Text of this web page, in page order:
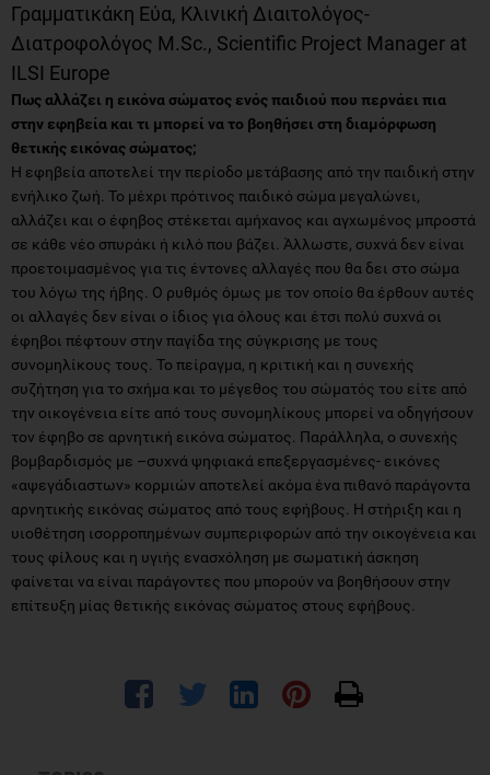
Γραμματικάκη Εύα, Κλινική Διαιτολόγος-
Διατροφολόγος M.Sc., Scientific Project Manager at
ILSI Europe
Πως αλλάζει η εικόνα σώματος ενός παιδιού που περνάει πια
στην εφηβεία και τι μπορεί να το βοηθήσει στη διαμόρφωση
θετικής εικόνας σώματος;
Η εφηβεία αποτελεί την περίοδο μετάβασης από την παιδική στην
ενήλικο ζωή. Το μέχρι πρότινος παιδικό σώμα μεγαλώνει,
αλλάζει και ο έφηβος στέκεται αμήχανος και αγχωμένος μπροστά
σε κάθε νέο σπυράκι ή κιλό που βάζει. Άλλωστε, συχνά δεν είναι
προετοιμασμένος για τις έντονες αλλαγές που θα δει στο σώμα
του λόγω της ήβης. Ο ρυθμός όμως με τον οποίο θα έρθουν αυτές
οι αλλαγές δεν είναι ο ίδιος για όλους και έτσι πολύ συχνά οι
έφηβοι πέφτουν στην παγίδα της σύγκρισης με τους
συνομηλίκους τους. Το πείραγμα, η κριτική και η συνεχής
συζήτηση για το σχήμα και το μέγεθος του σώματός του είτε από
την οικογένεια είτε από τους συνομηλίκους μπορεί να οδηγήσουν
τον έφηβο σε αρνητική εικόνα σώματος. Παράλληλα, ο συνεχής
βομβαρδισμός με –συχνά ψηφιακά επεξεργασμένες- εικόνες
«αψεγάδιαστων» κορμιών αποτελεί ακόμα ένα πιθανό παράγοντα
αρνητικής εικόνας σώματος από τους εφήβους. Η στήριξη και η
υιοθέτηση ισορροπημένων συμπεριφορών από την οικογένεια και
τους φίλους και η υγιής ενασχόληση με σωματική άσκηση
φαίνεται να είναι παράγοντες που μπορούν να βοηθήσουν στην
επίτευξη μίας θετικής εικόνας σώματος στους εφήβους.